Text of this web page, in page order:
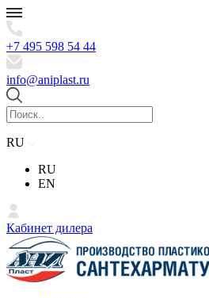
+7 495 598 54 44
info@aniplast.ru
RU
RU
EN
Кабинет дилера